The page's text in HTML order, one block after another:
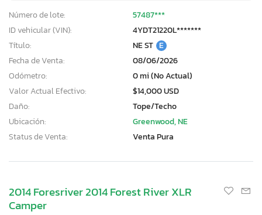
Número de lote:
57487***
ID vehicular (VIN):
4YDT21220L*******
Título:
NE ST E
Fecha de Venta:
08/06/2026
Odómetro:
0 mi (No Actual)
Valor Actual Efectivo:
$14,000 USD
Daño:
Tope/Techo
Ubicación:
Greenwood, NE
Status de Venta:
Venta Pura
2014 Foresriver 2014 Forest River XLR
Camper